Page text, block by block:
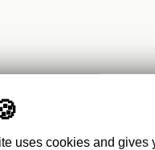
uses cookies and gives